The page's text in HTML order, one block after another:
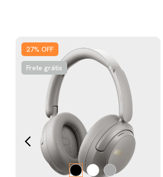
27% OFF
Frete grátis